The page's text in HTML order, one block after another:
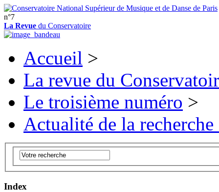
n°7
La Revue du Conservatoire
Accueil >
La revue du
Le troisième numéro >
Actualité de la
Index